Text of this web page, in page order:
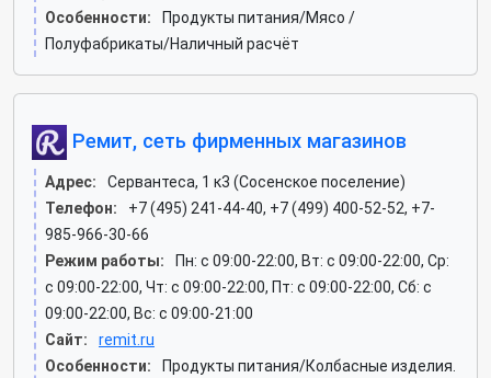
Особенности:
Продукты питания/Мясо /
Полуфабрикаты/Наличный расчёт
Ремит, сеть фирменных магазинов
Адрес:
Сервантеса, 1 к3 (Сосенское поселение)
Телефон:
+7 (495) 241-44-40, +7 (499) 400-52-52, +7-
985-966-30-66
Режим работы:
Пн: c 09:00-22:00, Вт: c 09:00-22:00, Ср:
c 09:00-22:00, Чт: c 09:00-22:00, Пт: c 09:00-22:00, Сб: c
09:00-22:00, Вс: c 09:00-21:00
Сайт:
remit.ru
Особенности:
Продукты питания/Колбасные изделия.